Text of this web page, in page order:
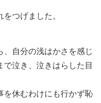
つげました。
、自分の浅はかさを感じ
泣き、泣きはらした目
を休むわけにも行かず恥